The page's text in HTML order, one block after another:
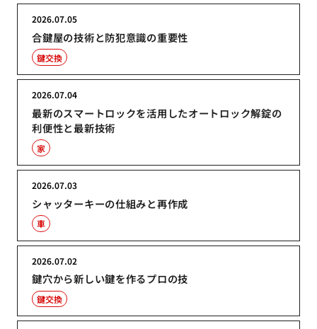
合鍵屋の技術と防犯意識の重要性
2026.07.05
鍵交換
最新のスマートロックを活用したオートロック解錠の
利便性と最新技術
2026.07.04
家
シャッターキーの仕組みと再作成
2026.07.03
車
鍵穴から新しい鍵を作るプロの技
2026.07.02
鍵交換